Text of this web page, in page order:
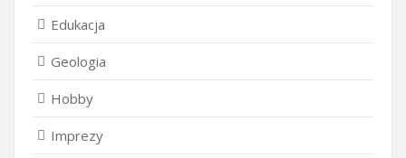
Edukacja
Geologia
Hobby
Imprezy